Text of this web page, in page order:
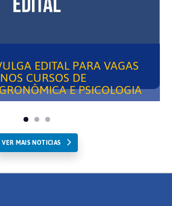
EDITAL PARA VAGAS
CURSOS DE
E PSICOLOGIA
VER MAIS NOTICIAS